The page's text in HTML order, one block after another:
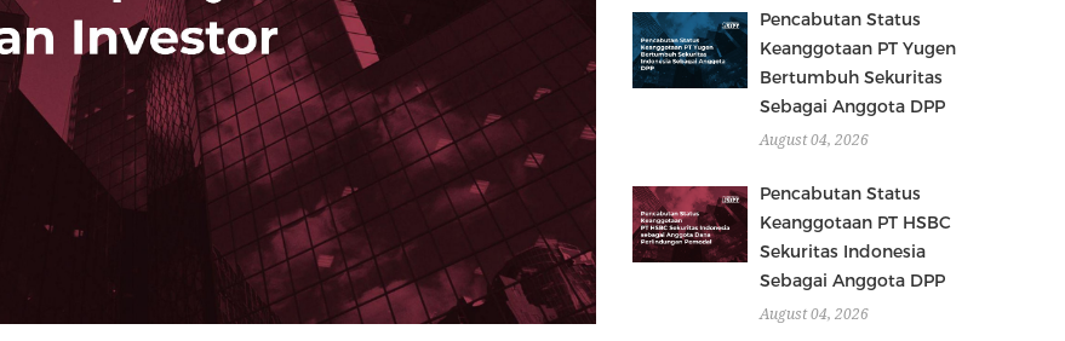
Pencabutan Status
Keanggotaan PT Yugen
Bertumbuh Sekuritas
Sebagai Anggota DPP
August 04, 2026
Pencabutan Status
Keanggotaan PT HSBC
Sekuritas Indonesia
Sebagai Anggota DPP
August 04, 2026